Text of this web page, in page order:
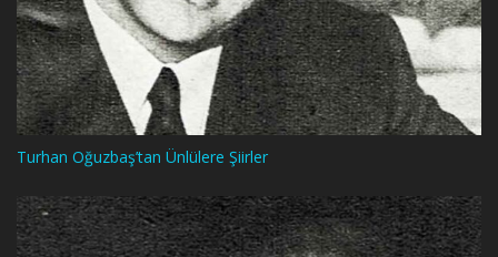
Turhan Oğuzbaş’tan Ünlülere Şiirler